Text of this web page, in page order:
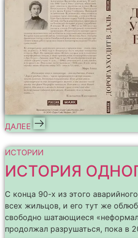
ДАЛЕЕ
ИСТОРИИ
ИСТОРИЯ
С конца 90-х из этого
всех жильцов, и его тут же
свободно шатающиеся
продолжал разрушаться, пока в